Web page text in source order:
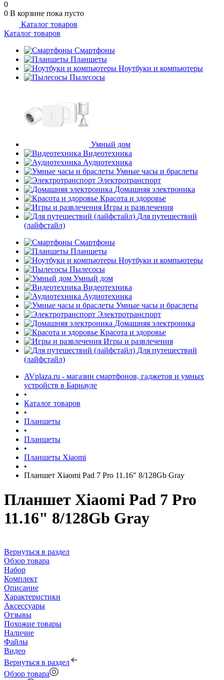
0
0 В корзине пока пусто
Каталог товаров
Каталог товаров
Смартфоны
Планшеты
Ноутбуки и компьютеры
Пылесосы
Умный дом
Видеотехника
Аудиотехника
Умные часы и браслеты
Электротранспорт
Домашняя электроника
Красота и здоровье
Игры и развлечения
Для путешествий
(лайфстайл)
Смартфоны
Планшеты
Ноутбуки и компьютеры
Пылесосы
Умный дом
Видеотехника
Аудиотехника
Умные часы и браслеты
Электротранспорт
Домашняя электроника
Красота и здоровье
Игры и развлечения
Для путешествий
(лайфстайл)
AVplaza.ru - магазин смартфонов, гаджетов и умных
устройств в Барнауле
•
Каталог товаров
•
Планшеты
•
Планшеты
•
Планшеты Xiaomi
•
Планшет Xiaomi Pad 7 Pro 11.16" 8/128Gb Gray
Планшет Xiaomi Pad 7 Pro
11.16" 8/128Gb Gray
Вернуться в раздел
Обзор товара
Набор
Комплект
Описание
Характеристики
Аксессуары
Отзывы
Похожие товары
Наличие
Файлы
Видео
Вернуться в раздел
Обзор товара
недели
раз в 2 недели
plait.ru